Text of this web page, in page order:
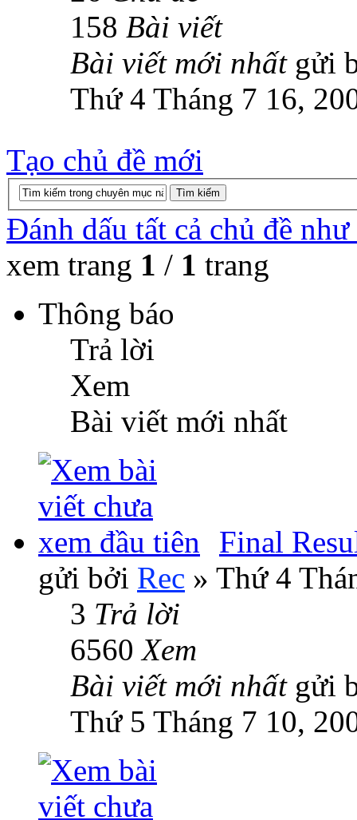
158 Bài viết
Bài viết mới nhấtgửi
Thứ 4 Tháng 7 16,
Tạo chủ đề mới
Đánh dấu tất cả chủ đề
xem trang 1 / 1 trang
Thông báo
Trả lời
Xem
Bài viết mới nhất
Final
gửi bởi Rec » Thứ 4
3 Trả lời
6560Xem
Bài viết mới nhất gửi
Thứ 5 Tháng 7 10,